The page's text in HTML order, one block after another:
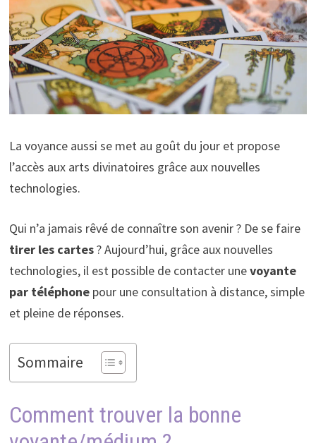
La voyance aussi se met au goût du jour et propose
l’accès aux arts divinatoires grâce aux nouvelles
technologies.
Qui n’a jamais rêvé de connaître son avenir ? De se faire
tirer les cartes? Aujourd’hui, grâce aux nouvelles
technologies, il est possible de contacter unevoyante
par téléphone pour une consultation à distance, simple
et pleine de réponses.
Sommaire
Comment trouver la bonne